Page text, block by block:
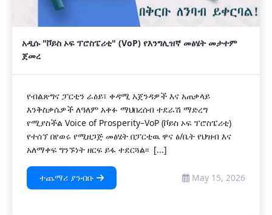
አዲሱ "ቮይስ ኦፍ ፕሮስፔሪቲ" (VoP) የእንግሊዝኛ መፅሄት መታተም
ጀመረ
የብልጽግና ፓርቲን ራዕይ፣ ቀዳሚ አጀንዳዎች እና አጠቃላይ
እንቅስቃሴዎች ለዓለም አቀፉ ማህበረሰብ ተደራሽ ማድረግ
የሚያስችል Voice of Prosperity–VoP (ቮይስ ኦፍ ፕሮስፔሪቲ)
የተሰኘ በየወሩ የሚዘጋጅ መፅሄት በፓርቲዉ ዋና ፅ/ቤት የህዝብ እና
አለማቀፍ ግንኙነት ዘርፍ ይፋ ተደርጓል፡፡ [...]
ተጨማሪ ያንብቡ May 15, 2026